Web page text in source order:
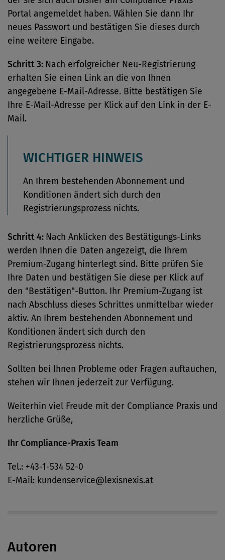
Portal angemeldet haben. Wählen Sie dann Ihr
neues Passwort und bestätigen Sie dieses durch
eine weitere Eingabe.
Schritt 3: Nach erfolgreicher Neu-Registrierung
erhalten Sie einen Link an die von Ihnen
angegebene E-Mail-Adresse. Bitte bestätigen Sie
Ihre E-Mail-Adresse per Klick auf den Link in der E-
Mail.
WICHTIGER HINWEIS
An Ihrem bestehenden Abonnement und
Konditionen ändert sich durch den
Registrierungsprozess nichts.
Schritt 4: Nach Anklicken des Bestätigungs-Links
werden Ihnen die Daten angezeigt, die Ihrem
Premium-Zugang hinterlegt sind. Bitte prüfen Sie
Ihre Daten und bestätigen Sie diese per Klick auf
den "Bestätigen"-Button. Ihr Premium-Zugang ist
nach Abschluss dieses Schrittes unmittelbar wieder
aktiv. An Ihrem bestehenden Abonnement und
Konditionen ändert sich durch den
Registrierungsprozess nichts.
Sollten bei Ihnen Probleme oder Fragen auftauchen,
stehen wir Ihnen jederzeit zur Verfügung.
Weiterhin viel Freude mit der Compliance Praxis und
herzliche Grüße,
Ihr Compliance-Praxis Team
Tel.: +43-1-534 52-0
E-Mail: kundenservice@lexisnexis.at
Autoren